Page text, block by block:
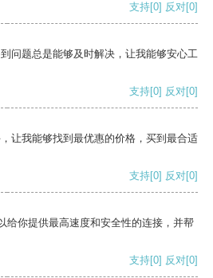
支持[0] 反对[0]
问题总是能够及时解决，让我能够安心工
支持[0] 反对[0]
让我能够找到最优惠的价格，买到最合适
支持[0] 反对[0]
给你提供最高速度和安全性的连接，并帮
支持[0] 反对[0]